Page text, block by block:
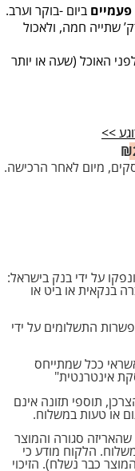
פעמיים ביום -בוקר וערב.
ניתן לשתות לאחר 10 דק’ שתייה חמה, ולאכול
האוכל (שעה או יותר
>>
המשלוחים הינה עד 3 ימי עסקים, מיום לאחר הרכישה.
על ידי בנק בישראל:
בנקאית או ביט או
התשלומים על ידי
ככל שמתייחס
אינטרנטית"
תוספי תזונה אינם
או טעות במשלוח.
סגורה והמוצר
14 יום מהגעת המשלוח. הלקוח מודע כי
כבר נשלח). הזיכוי